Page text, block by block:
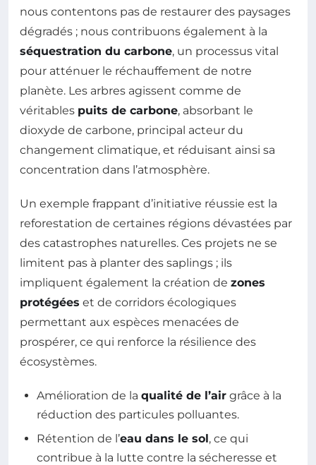
nous contentons pas de restaurer des paysages
dégradés ; nous contribuons également à la
séquestration du carbone, un processus vital
pour atténuer le réchauffement de notre
planète. Les arbres agissent comme de
véritables puits de carbone, absorbant le
dioxyde de carbone, principal acteur du
changement climatique, et réduisant ainsi sa
concentration dans l’atmosphère.
Un exemple frappant d’initiative réussie est la
reforestation de certaines régions dévastées par
des catastrophes naturelles. Ces projets ne se
limitent pas à planter des saplings ; ils
impliquent également la création de zones
protégées et de corridors écologiques
permettant aux espèces menacées de
prospérer, ce qui renforce la résilience des
écosystèmes.
Amélioration de la qualité de l’air grâce à la
réduction des particules polluantes.
Rétention de l’eau dans le sol, ce qui
contribue à la lutte contre la sécheresse et